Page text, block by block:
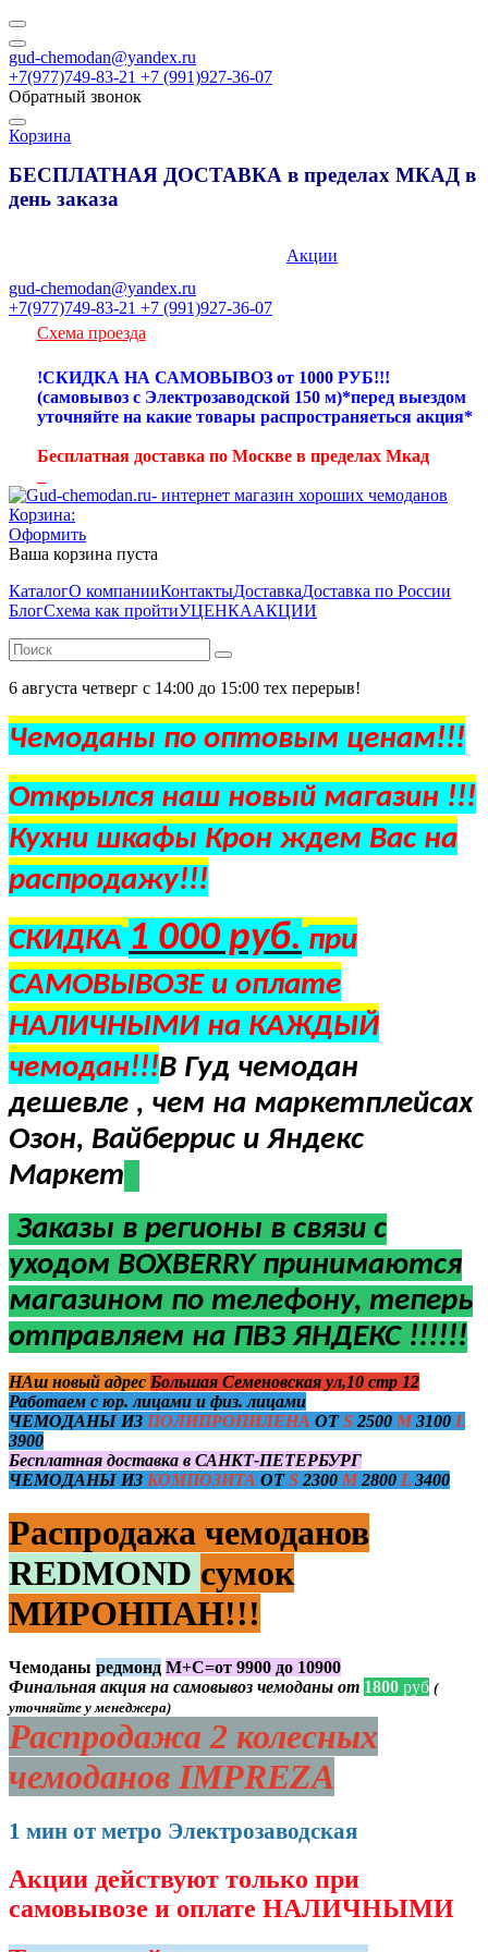
gud-chemodan@yandex.ru
+7(977)749-83-21 +7 (991)927-36-07
Обратный звонок
Корзина
БЕСПЛАТНАЯ ДОСТАВКА в пределах МКАД в
день заказа
Акции
gud-chemodan@yandex.ru
+7(977)749-83-21 +7 (991)927-36-07
Схема проезда
!СКИДКА НА САМОВЫВОЗ от 1000 РУБ!!!
(самовывоз с Электрозаводской 150 м)*перед выездом
уточняйте на какие товары распространяеться акция*
Бесплатная доставка по Москве в пределах Мкад
Корзина:
Оформить
Ваша корзина пуста
КаталогО компанииКонтактыДоставкаДоставка по России
БлогСхема как пройтиУЦЕНКААКЦИИ
6 августа четверг с 14:00 до 15:00 тех перерыв!
Чемоданы по оптовым ценам!!!
Открылся наш новый магазин !!!
Кухни шкафы Крон ждем Вас на
распродажу!!!
СКИДКА 1 000 руб. при
САМОВЫВОЗЕ и оплате
НАЛИЧНЫМИ на КАЖДЫЙ
чемодан!!!В Гуд чемодан
дешевле , чем на маркетплейсах
Озон, Вайберрис и Яндекс
Маркет
Заказы в регионы в связи с
уходом BOXBERRYпринимаются
магазином по телефону, теперь
отправляем на ПВЗ ЯНДЕКС !!!!!!
НАш новый адрес Большая Семеновская ул,10 стр 12
Работаем с юр. лицами и физ. лицами
ЧЕМОДАНЫ ИЗ ПОЛИПРОПИЛЕНА ОТS 2500 M3100 L
3900
Бесплатная доставка в САНКТ-ПЕТЕРБУРГ
ЧЕМОДАНЫ ИЗ КОМПОЗИТА ОТS 2300 M2800 L 3400
Распродажа чемоданов
REDMOND сумок
МИРОНПАН!!!
Чемоданы редмонд М+С=от 9900 до 10900
Финальная акция на самовывоз чемоданы от 1800 руб (
уточняйте у менеджера)
Распродажа 2 колесных
чемоданов IMPREZA
1 мин от метро Электрозаводская
Акции действуют только при
самовывозе и оплате НАЛИЧНЫМИ